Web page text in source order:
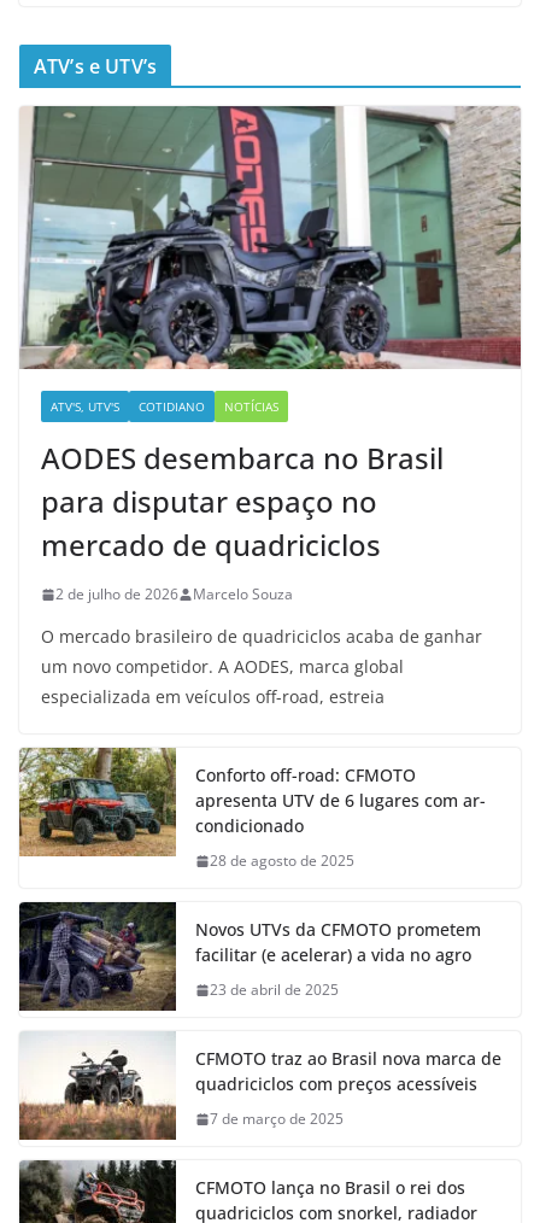
ATV’s e UTV’s
ATV'S, UTV'S COTIDIANO NOTÍCIAS
AODES desembarca no Brasil
para disputar espaço no
mercado de quadriciclos
2 de julho de 2026 Marcelo Souza
O mercado brasileiro de quadriciclos acaba de ganhar
um novo competidor. A AODES, marca global
especializada em veículos off-road, estreia
Conforto off-road: CFMOTO
apresenta UTV de 6 lugares com ar-
condicionado
28 de agosto de 2025
Novos UTVs da CFMOTO prometem
facilitar (e acelerar) a vida no agro
23 de abril de 2025
CFMOTO traz ao Brasil nova marca de
quadriciclos com preços acessíveis
7 de março de 2025
CFMOTO lança no Brasil o rei dos
quadriciclos com snorkel, radiador